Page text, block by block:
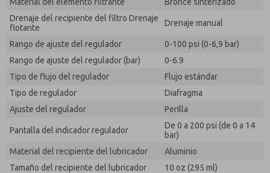
Drenaje del recipiente del filtro Drenaje
flotante
Drenaje manual
Rango de ajuste del regulador
0-100 psi (0-6,9 bar)
Rango de ajuste del regulador (bar)
0-6.9
Tipo de flujo del regulador
Flujo estándar
Tipo de regulador
Diafragma
Ajuste del regulador
Perilla
Pantalla del indicador regulador
De 0 a 200 psi (de 0 a 14
bar)
Material del recipiente del lubricador
Aluminio
Tamaño del recipiente del lubricador
10 oz (295 ml)